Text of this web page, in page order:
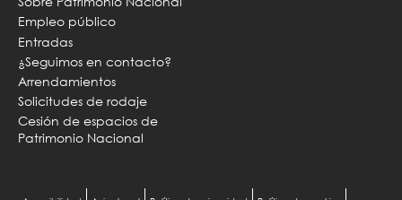
Empleo público
Entradas
¿Seguimos en contacto?
Arrendamientos
Solicitudes de rodaje
Cesión de espacios de
Patrimonio Nacional